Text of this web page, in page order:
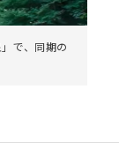
で、同期の